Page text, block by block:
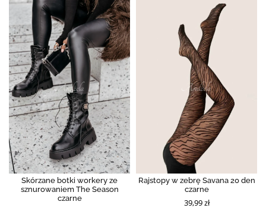
Skórzane botki workery ze
sznurowaniem The Season
czarne
Rajstopy w zebrę Savana 20 den
czarne
39,99 zł